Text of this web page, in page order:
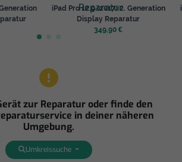
lassen
iPad Pro 12.9 (2017) 2. Generation
Display Reparatur
349,90 €
zur Reparatur oder finde den
in deiner näheren
Umgebung.
Umkreissuche